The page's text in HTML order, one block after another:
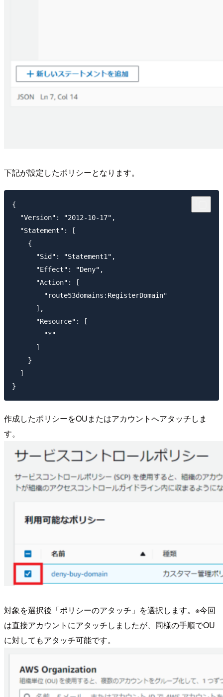
下記が設定したポリシーとなります。
{
  "Version": "2012-10-17",
  "Statement": [
    {
      "Sid": "Statement1",
      "Effect": "Deny",
      "Action": [
        "route53domains:RegisterDomain"
      ],
      "Resource": [
        "*"
      ]
    }
  ]
作成したポリシーをOUまたはアカウントへアタッチしま
す。
対象を選択後「ポリシーのアタッチ」を選択します。※今回
は直接アカウントにアタッチしましたが、同様の手順でOU
に対してもアタッチ可能です。